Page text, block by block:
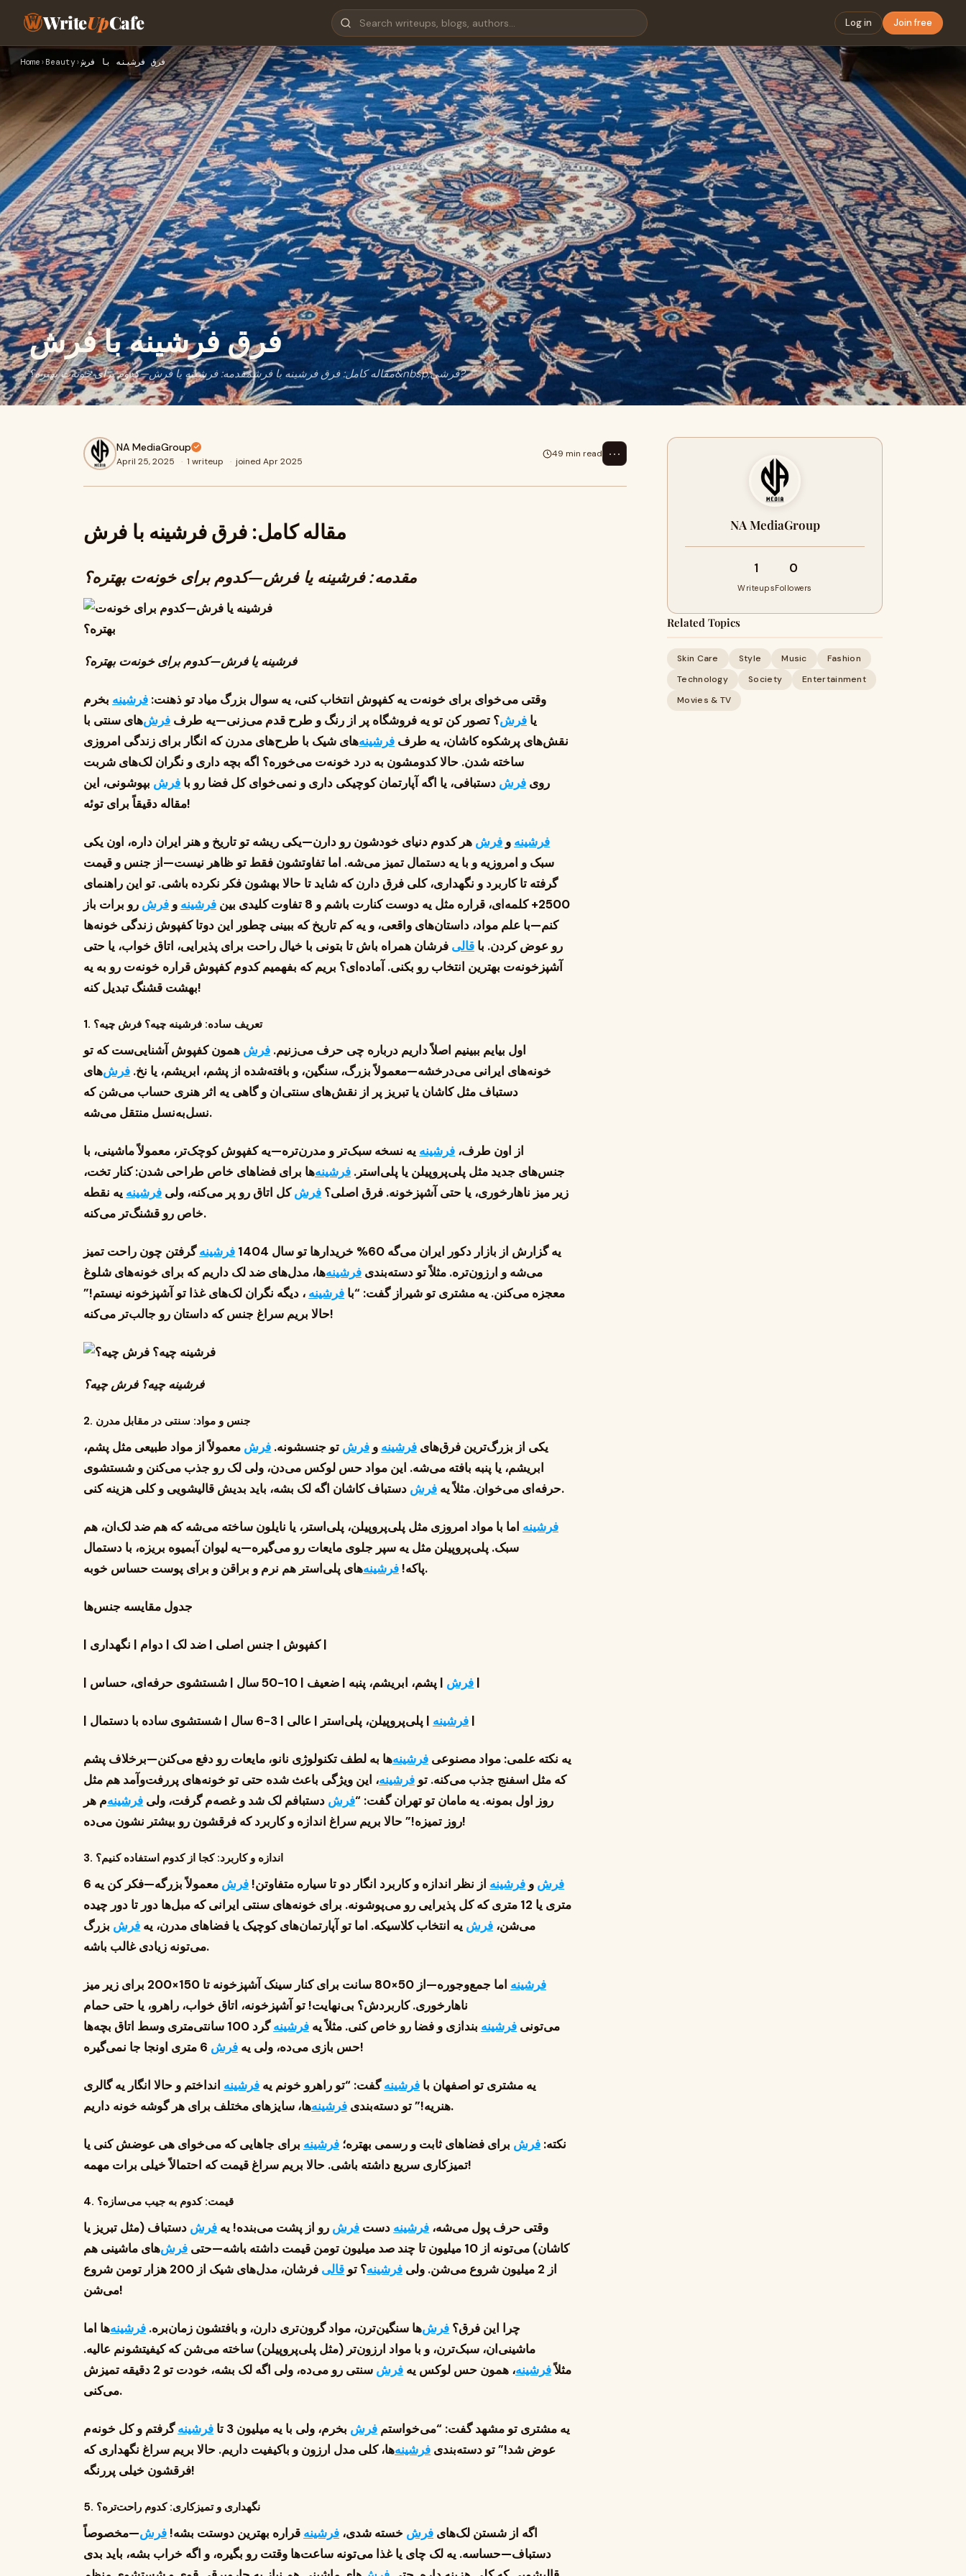
WriteUpCafe Log in Join free
Home › Beauty› فرق فرشینه با فرش
فرق فرشینه با فرش
مقاله کامل: فرق فرشینه با فرشمقدمه: فرشینه یا فرش—کدوم برای خونه‌ت بهتره؟&nbsp;فرشی?
NA MediaGroup
April 25, 2025 · 1 writeup · joined Apr 2025
49 min read ⋯
مقاله کامل: فرق فرشینه با فرش
فرشینه یا فرش—کدوم برای خونه‌ت بهتره؟
وقتی می‌خوای برای خونه‌ت یه کفپوش انتخاب کنی، یه سوال بزرگ میاد تو ذهنت: فرشینه بخرم
یا فرش؟ تصور کن تو یه فروشگاه پر از رنگ و طرح قدم می‌زنی—یه طرف فرش‌های سنتی با
نقش‌های پرشکوه کاشان، یه طرف فرشینه‌های شیک با طرح‌های مدرن که انگار برای زندگی امروزی
ساخته شدن. حالا کدومشون به درد خونه‌ت می‌خوره؟ اگه بچه داری و نگران لک‌های شربت
روی فرش دستبافی، یا اگه آپارتمان کوچیکی داری و نمی‌خوای کل فضا رو با فرش بپوشونی، این
مقاله دقیقاً برای توئه!
فرشینه و فرش هر کدوم دنیای خودشون رو دارن—یکی ریشه تو تاریخ و هنر ایران داره، اون یکی
سبک و امروزیه و با یه دستمال تمیز می‌شه. اما تفاوتشون فقط تو ظاهر نیست—از جنس و قیمت
گرفته تا کاربرد و نگهداری، کلی فرق دارن که شاید تا حالا بهشون فکر نکرده باشی. تو این راهنمای
2500+ کلمه‌ای، قراره مثل یه دوست کنارت باشم و 8 تفاوت کلیدی بین
فرشینه و فرش رو برات باز
کنم—با علم مواد، داستان‌های واقعی، و یه کم تاریخ که ببینی چطور این دوتا کفپوش زندگی خونه‌ها
رو عوض کردن. با قالی فرشان همراه باش تا بتونی با خیال راحت برای پذیرایی، اتاق خواب، یا حتی
آشپزخونه‌ت بهترین انتخاب رو بکنی. آماده‌ای؟ بریم که بفهمیم کدوم کفپوش قراره خونه‌ت رو به یه
بهشت قشنگ تبدیل کنه!
1. تعریف ساده: فرشینه چیه؟ فرش چیه؟
اول بیایم ببینیم اصلاً داریم درباره چی حرف می‌زنیم. فرش همون کفپوش آشنایی‌ست که تو
خونه‌های ایرانی می‌درخشه—معمولاً بزرگ، سنگین، و بافته‌شده از پشم، ابریشم، یا نخ. فرش‌های
دستباف مثل کاشان یا تبریز پر از نقش‌های سنتی‌ان و گاهی یه اثر هنری حساب می‌شن که
نسل‌به‌نسل منتقل می‌شه.
از اون طرف، فرشینه یه نسخه سبک‌تر و مدرن‌تره—یه کفپوش کوچک‌تر، معمولاً ماشینی، با
جنس‌های جدید مثل پلی‌پروپیلن یا پلی‌استر. فرشینه‌ها برای فضاهای خاص طراحی شدن: کنار تخت،
زیر میز ناهارخوری، یا حتی آشپزخونه. فرق اصلی؟ فرشکل اتاق رو پر می‌کنه، ولی فرشینه یه نقطه
خاص رو قشنگ‌تر می‌کنه.
یه گزارش از بازار دکور ایران می‌گه 60% خریدارها تو سال 1404 فرشینهگرفتن چون راحت تمیز
می‌شه و ارزون‌تره. مثلاً تو دسته‌بندی فرشینه‌ها، مدل‌های ضد لک داریم که برای خونه‌های شلوغ
معجزه می‌کنن. یه مشتری تو شیراز گفت: “با فرشینه ، دیگه نگران لک‌های غذا تو آشپزخونه نیستم!”
حالا بریم سراغ جنس که داستان رو جالب‌تر می‌کنه!
فرشینه چیه؟ فرش چیه؟
یکی از بزرگ‌ترین فرق‌های فرشینه و فرش تو جنسشونه. فرش معمولاً از مواد طبیعی مثل پشم،
ابریشم، یا پنبه بافته می‌شه. این مواد حس لوکس می‌دن، ولی لک رو جذب می‌کنن و شستشوی
حرفه‌ای می‌خوان. مثلاً یه فرش دستباف کاشان اگه لک بشه، باید بدیش قالیشویی و کلی هزینه کنی.
فرشینه اما با مواد امروزی مثل پلی‌پروپیلن، پلی‌استر، یا نایلون ساخته می‌شه که هم ضد لک‌ان، هم
سبک. پلی‌پروپیلن مثل یه سپر جلوی مایعات رو می‌گیره—یه لیوان آبمیوه بریزه، با دستمال
پاکه! فرشینه ‌های پلی‌استر هم نرم و براقن و برای پوست حساس خوبه.
جدول مقایسه جنس‌ها
| کفپوش | جنس اصلی | ضد لک | دوام | نگهداری |
| فرش | پشم، ابریشم، پنبه | ضعیف | 10-50 سال | شستشوی حرفه‌ای، حساس |
| فرشینه | پلی‌پروپیلن، پلی‌استر | عالی | 3-6 سال | شستشوی ساده با دستمال |
یه نکته علمی: مواد مصنوعی فرشینه‌ها به لطف تکنولوژی نانو، مایعات رو دفع می‌کنن—برخلاف پشم
که مثل اسفنج جذب می‌کنه. تو فرشینه، این ویژگی باعث شده حتی تو خونه‌های پررفت‌وآمد هم مثل
روز اول بمونه. یه مامان تو تهران گفت: “فرش دستبافم لک شد و غصه‌م گرفت، ولی فرشینه‌م هر
روز تمیزه!” حالا بریم سراغ اندازه و کاربرد که فرقشون رو بیشتر نشون می‌ده!
فرش و فرشینه از نظر اندازه و کاربرد انگار دو تا سیاره متفاوتن! فرش
معمولاً بزرگه—فکر کن یه 6
متری یا 12 متری که کل پذیرایی رو می‌پوشونه. برای خونه‌های سنتی ایرانی که مبل‌ها دور تا دور چیده
می‌شن، فرش یه انتخاب کلاسیکه. اما تو آپارتمان‌های کوچیک یا فضاهای مدرن، یه فرش بزرگ
می‌تونه زیادی غالب باشه.
فرشینه
اما جمع‌وجوره—از 50×80 سانت برای کنار سینک آشپزخونه تا 150×200 برای زیر میز
ناهارخوری. کاربردش؟ بی‌نهایت! تو آشپزخونه، اتاق خواب، راهرو، یا حتی حمام
می‌تونی فرشینه بندازی و فضا رو خاص کنی. مثلاً یه فرشینه
گرد 100 سانتی‌متری وسط اتاق بچه‌ها
حس بازی می‌ده، ولی یه فرش 6 متری اونجا جا نمی‌گیره!
یه مشتری تو اصفهان با فرشینهگفت: “تو راهرو خونم یه فرشینه انداختم و حالا انگار یه گالری
هنریه!” تو دسته‌بندی فرشینه ‌ها، سایزهای مختلف برای هر گوشه خونه داریم.
نکته: فرش برای فضاهای ثابت و رسمی بهتره؛ فرشینه برای جاهایی که می‌خوای هی عوضش کنی یا
تمیزکاری سریع داشته باشی. حالا بریم سراغ قیمت که احتمالاً خیلی برات مهمه!
4. قیمت: کدوم به جیب می‌سازه؟
وقتی حرف پول می‌شه، فرشینه دست فرش رو از پشت می‌بنده! یه فرش دستباف (مثل تبریز یا
کاشان) می‌تونه از 10 میلیون تا چند صد میلیون تومن قیمت داشته باشه—حتی
فرش‌های ماشینی هم
از 2 میلیون شروع می‌شن. ولی
فرشینه؟ تو قالی
فرشان، مدل‌های شیک از 200 هزار تومن شروع
می‌شن!
چرا این فرق؟ فرش‌ها سنگین‌ترن، مواد گرون‌تری دارن، و بافتشون زمان‌بره. فرشینه‌ها اما
ماشینی‌ان، سبک‌ترن، و با مواد ارزون‌تر (مثل پلی‌پروپیلن) ساخته می‌شن که کیفیتشونم عالیه.
مثلاًفرشینه، همون حس لوکس یه فرش
سنتی رو می‌ده، ولی اگه لک بشه، خودت تو 2 دقیقه تمیزش
می‌کنی.
یه مشتری تو مشهد گفت: “می‌خواستم فرش بخرم، ولی با یه میلیون 3 تا فرشینهگرفتم و کل خونه‌م
عوض شد!” تو دسته‌بندی فرشینه‌ها، کلی مدل ارزون و باکیفیت داریم. حالا بریم سراغ نگهداری که
فرقشون خیلی پررنگه!
اگه از شستن لک‌های فرش خسته شدی، فرشینه قراره بهترین دوستت بشه! فرش—مخصوصاً
دستباف—حساسه. یه لک چای یا غذا می‌تونه ساعت‌ها وقتت رو بگیره، و اگه خراب بشه، باید بدی
NA MediaGroup
1
Writeups
0
Followers
Related Topics
Skin Care Style Music
Fashion
Technology
Society
Entertainment
Movies & TV